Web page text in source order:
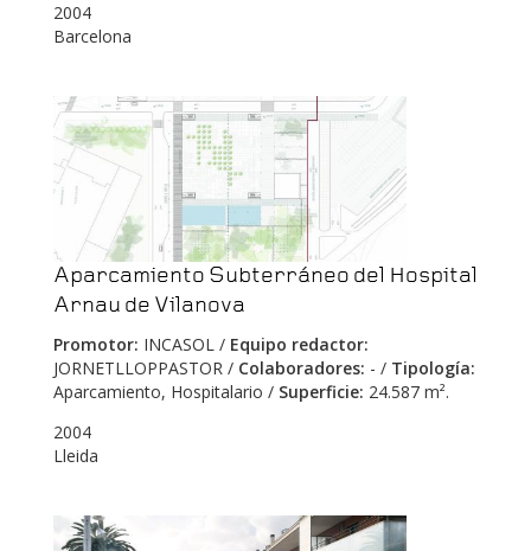
2004
Barcelona
Aparcamiento Subterráneo del Hospital
Arnau de Vilanova
Promotor: INCASOL / Equipo redactor:
JORNETLLOPPASTOR / Colaboradores: - / Tipología:
Aparcamiento, Hospitalario / Superficie: 24.587 m².
2004
Lleida